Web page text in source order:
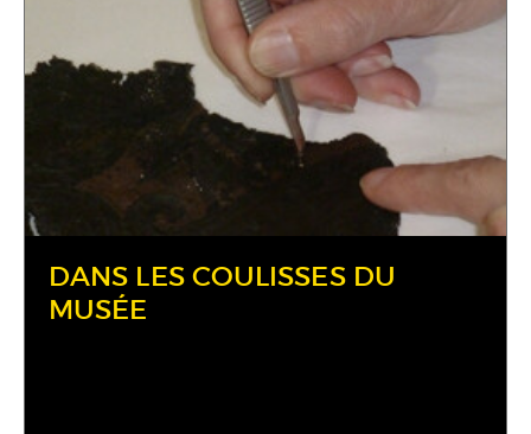
DANS LES COULISSES DU
MUSÉE